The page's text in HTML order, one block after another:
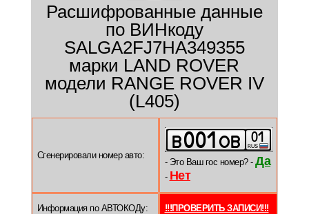
Расшифрованные данные
по ВИНкоду
SALGA2FJ7HA349355
марки LAND ROVER
модели RANGE ROVER IV
(L405)
Сгенерировали номер авто:
- Это Ваш гос номер? - Да
- Нет
Информация по АВТОКОДу: !!!ПРОВЕРИТЬ ЗАПИСИ!!!